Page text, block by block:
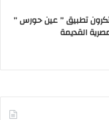
تطبيق ” عين حورس ”
القديمة